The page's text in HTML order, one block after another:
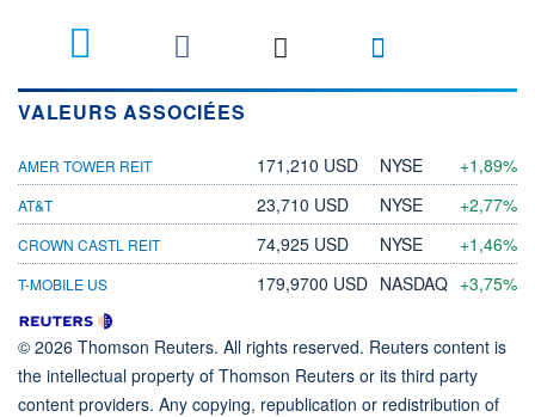
VALEURS ASSOCIÉES
AMER TOWER REIT 171,210 USD NYSE +1,89%
AT&T 23,710 USD NYSE +2,77%
CROWN CASTL REIT 74,925 USD NYSE +1,46%
T-MOBILE US 179,9700 USD NASDAQ +3,75%
© 2026 Thomson Reuters. All rights reserved. Reuters content is
the intellectual property of Thomson Reuters or its third party
content providers. Any copying, republication or redistribution of